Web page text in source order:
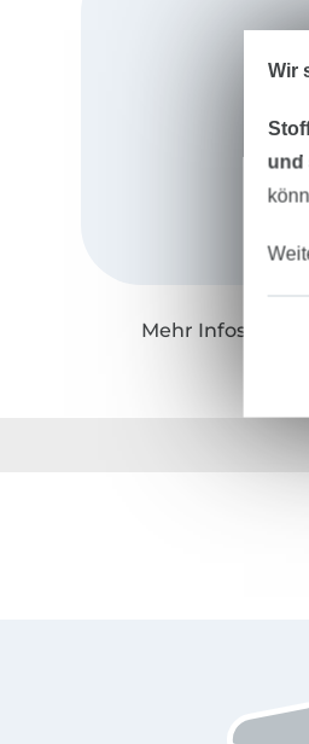
Mehr Infos zu
Wir
und